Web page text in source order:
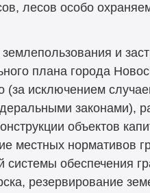
лесов особо
и
плана города
(за исключением
законами),
объектов
местных нормативов
обеспечения
резервирование